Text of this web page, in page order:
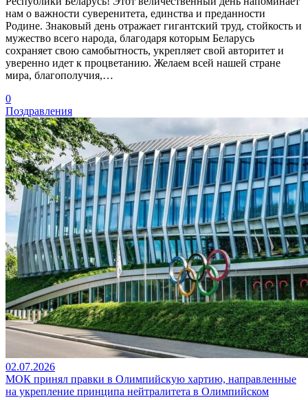
нам о важности суверенитета, единства и преданности
Родине. Знаковый день отражает гигантский труд, стойкость и
мужество всего народа, благодаря которым Беларусь
сохраняет свою самобытность, укрепляет свой авторитет и
уверенно идет к процветанию. Желаем всей нашей стране
мира, благополучия,…
0
Поздравления
02.07.2026
МОК принял правки в Олимпийскую хартию, направленные
на укрепление принципа нейтралитета в Олимпийском